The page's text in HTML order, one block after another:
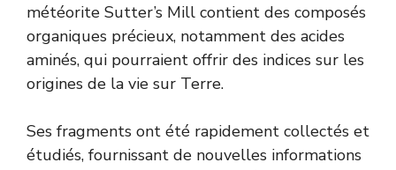
météorite Sutter’s Mill contient des composés
organiques précieux, notamment des acides
aminés, qui pourraient offrir des indices sur les
origines de la vie sur Terre.
Ses fragments ont été rapidement collectés et
étudiés, fournissant de nouvelles informations